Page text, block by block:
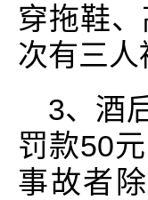
穿拖鞋
次有三
3、酒
罚款50
事故者